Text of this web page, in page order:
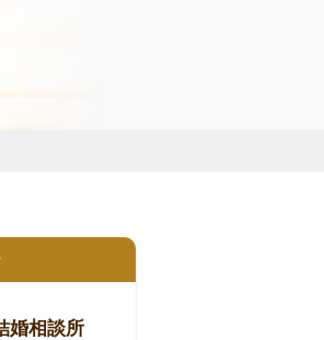
婚相談所